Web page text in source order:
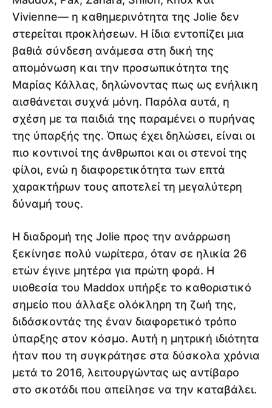
Vivienne— η καθημερινότητα της Jolie δεν
στερείται προκλήσεων. Η ίδια εντοπίζει μια
βαθιά σύνδεση ανάμεσα στη δική της
απομόνωση και την προσωπικότητα της
Μαρίας Κάλλας, δηλώνοντας πως ως ενήλικη
αισθάνεται συχνά μόνη. Παρόλα αυτά, η
σχέση με τα παιδιά της παραμένει ο πυρήνας
της ύπαρξής της. Όπως έχει δηλώσει, είναι οι
πιο κοντινοί της άνθρωποι και οι στενοί της
φίλοι, ενώ η διαφορετικότητα των επτά
χαρακτήρων τους αποτελεί τη μεγαλύτερη
δύναμή τους.
Η διαδρομή της Jolie προς την ανάρρωση
ξεκίνησε πολύ νωρίτερα, όταν σε ηλικία 26
ετών έγινε μητέρα για πρώτη φορά. Η
υιοθεσία του Maddox υπήρξε το καθοριστικό
σημείο που άλλαξε ολόκληρη τη ζωή της,
διδάσκοντάς της έναν διαφορετικό τρόπο
ύπαρξης στον κόσμο. Αυτή η μητρική ιδιότητα
ήταν που τη συγκράτησε στα δύσκολα χρόνια
μετά το 2016, λειτουργώντας ως αντίβαρο
στο σκοτάδι που απείλησε να την καταβάλει.